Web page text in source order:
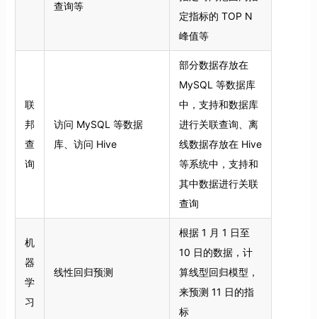
查询等
定指标的 TOP N
峰值等
联
邦
查
询
访问 MySQL 等数据
库、访问 Hive
部分数据存放在
MySQL 等数据库
中，支持和数据库
进行关联查询、离
线数据存放在 Hive
等系统中，支持和
其中数据进行关联
查询
机
器
学
习
线性回归预测
根据 1 月 1 日至
10 日的数据，计
算线型回归模型，
来预测 11 日的指
标